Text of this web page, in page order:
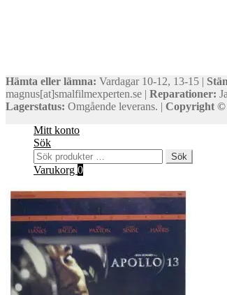
Hämta eller lämna: Vardagar 10-12, 13-15 |
magnus[at]smalfilmexperten.se | Reparationer:
Lagerstatus: Omgående leverans. | Copyright ©
Mitt konto
Sök
Sök
efter:
Sök
Varukorg 0